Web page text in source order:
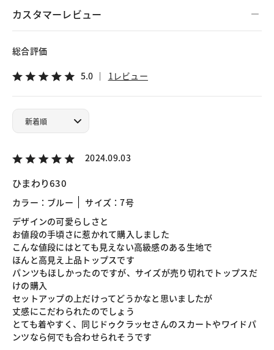
カスタマーレビュー
総合評価
5.0 1レビュー
2024.09.03
ひまわり630
カラー：ブルー
サイズ：7号
デザインの可愛らしさと
お値段の手頃さに惹かれて購入しました
こんな値段にはとても見えない高級感のある生地で
ほんと高見え上品トップスです
パンツもほしかったのですが、サイズが売り切れでトップスだ
けの購入
セットアップの上だけってどうかなと思いましたが
丈感にこだわられたのでしょう
とても着やすく、同じドゥクラッセさんのスカートやワイドパ
ンツなら何でも合わせられそうです